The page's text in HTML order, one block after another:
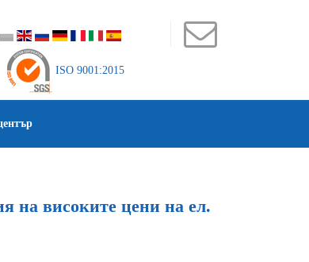
ISO 9001:2015
на високите цени на ел.